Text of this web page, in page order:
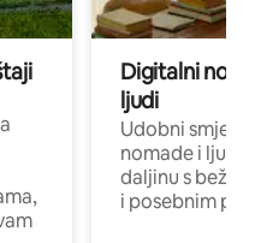
Digitalni
ljudi
Udobni
nomade i ljude
daljinu s
i posebnim